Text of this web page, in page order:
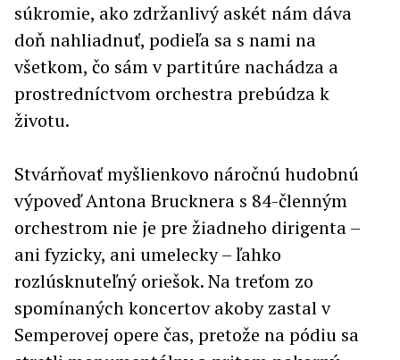
súkromie, ako zdržanlivý askét nám dáva
doň nahliadnuť, podieľa sa s nami na
všetkom, čo sám v partitúre nachádza a
prostredníctvom orchestra prebúdza k
životu.
Stvárňovať myšlienkovo náročnú hudobnú
výpoveď Antona Brucknera s 84-členným
orchestrom nie je pre žiadneho dirigenta –
ani fyzicky, ani umelecky – ľahko
rozlúsknuteľný oriešok. Na treťom zo
spomínaných koncertov akoby zastal v
Semperovej opere čas, pretože na pódiu sa